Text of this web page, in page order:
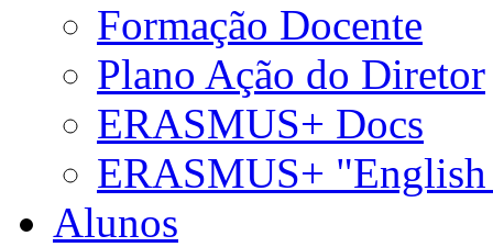
Formação Docente
Plano Ação do Diretor
ERASMUS+ Docs
ERASMUS+
Alunos